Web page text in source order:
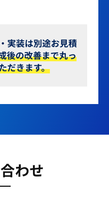
実装は別途お見積
後の改善まで丸っ
だきます。
わせ